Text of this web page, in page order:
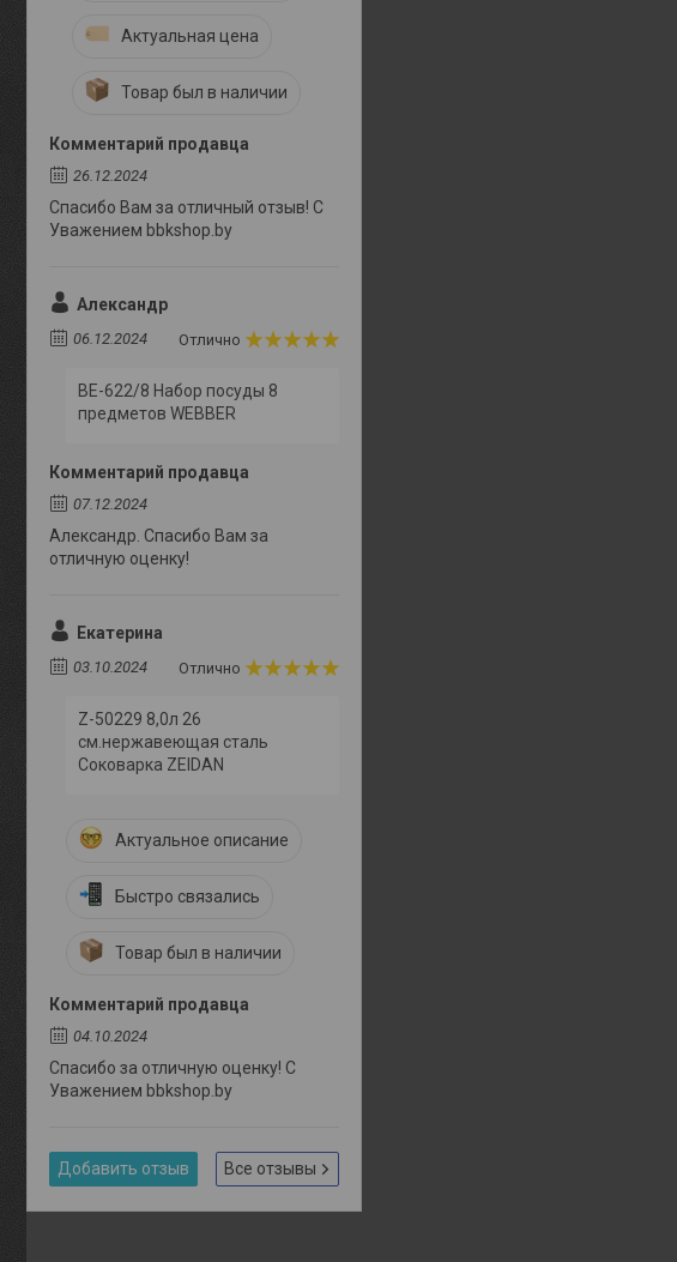
Актуальная цена
Товар был в наличии
Комментарий продавца
26.12.2024
Спасибо Вам за отличный отзыв! С
Уважением bbkshop.by
Александр
06.12.2024 Отлично
BE-622/8 Набор посуды 8
предметов WEBBER
Комментарий продавца
07.12.2024
Александр. Спасибо Вам за
отличную оценку!
Екатерина
03.10.2024 Отлично
Z-50229 8,0л 26
см.нержавеющая сталь
Соковарка ZEIDAN
Актуальное описание
Быстро связались
Товар был в наличии
Комментарий продавца
04.10.2024
Спасибо за отличную оценку! С
Уважением bbkshop.by
Добавить отзыв Все отзывы